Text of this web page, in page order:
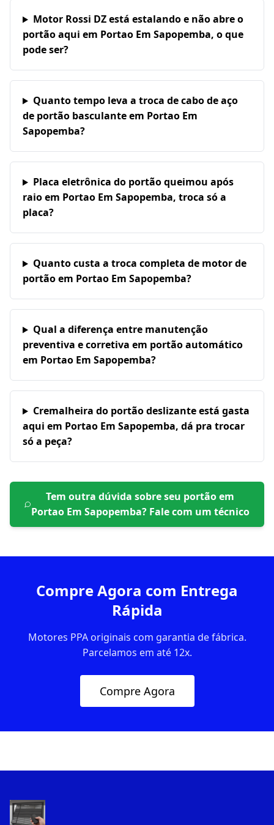
Motor Rossi DZ está estalando e não abre o
portão aqui em Portao Em Sapopemba, o que
pode ser?
Quanto tempo leva a troca de cabo de aço
de portão basculante em Portao Em
Sapopemba?
Placa eletrônica do portão queimou após
raio em Portao Em Sapopemba, troca só a
placa?
Quanto custa a troca completa de motor de
portão em Portao Em Sapopemba?
Qual a diferença entre manutenção
preventiva e corretiva em portão automático
em Portao Em Sapopemba?
Cremalheira do portão deslizante está gasta
aqui em Portao Em Sapopemba, dá pra trocar
só a peça?
Tem outra dúvida sobre seu portão em
Portao Em Sapopemba? Fale com um técnico
Compre Agora com Entrega
Rápida
Motores PPA originais com garantia de fábrica.
Parcelamos em até 12x.
Compre Agora